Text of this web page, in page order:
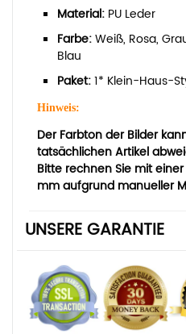
Material: PU Leder
Farbe:Weiß, Rosa,
Blau
Paket:1* Klein-Haus-
Hinweis:
Der Farbton der Bilder
tatsächlichen Artikel
Bitte rechnen Sie mit
mm aufgrund manueller
UNSERE GARANTIE